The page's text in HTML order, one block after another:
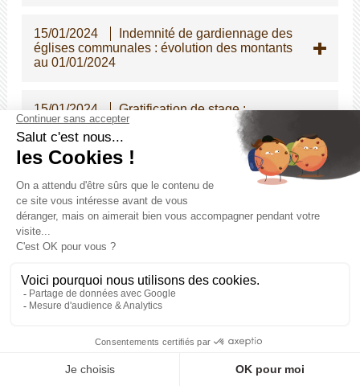
15/01/2024
Indemnité de gardiennage des
églises communales : évolution des montants
au 01/01/2024
15/01/2024
Gratification de stage :
réévaluation au 1er janvier 2024
Parution du rapport annuel
2023 sur l'état de la fonction publique
12/12/2023
de Mairie 61 : retour sur les rencontres sur le
12/12/2023
ATSEM principal de 2e classe
d'admissibilité pour le concours interne